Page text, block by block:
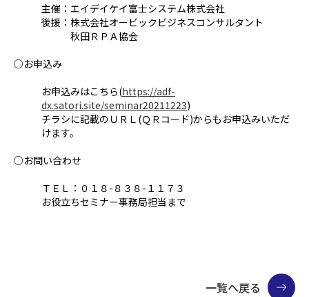
主催：エイデイケイ富士システム株式会社
後援：株式会社オービックビジネスコンサルタント
秋田ＲＰＡ協会
○お申込み
お申込みはこちら(https://adf-
dx.satori.site/seminar20211223)
チラシに記載のＵＲＬ(ＱＲコード)からもお申込みいただ
けます。
○お問い合わせ
ＴＥＬ：０１８-８３８-１１７３
お役立ちセミナー事務局担当まで
一覧へ戻る